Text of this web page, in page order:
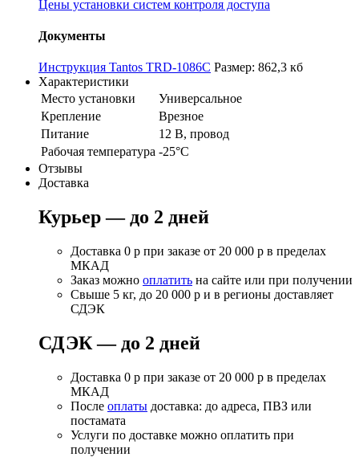
Цены установки систем контроля доступа
Документы
Инструкция Tantos TRD-1086C Размер: 862,3 кб
Характеристики
Место установки
Универсальное
Крепление
Врезное
Питание
12 В, провод
Рабочая температура -25°С
Отзывы
Доставка
Курьер — до 2 дней
Доставка 0 р при заказе от 20 000 р в пределах
МКАД
Заказ можно оплатить на сайте или при получении
Свыше 5 кг, до 20 000 р и в регионы доставляет
СДЭК
СДЭК — до 2 дней
Доставка 0 р при заказе от 20 000 р в пределах
МКАД
После оплаты доставка: до адреса, ПВЗ или
постамата
Услуги по доставке можно оплатить при
получении